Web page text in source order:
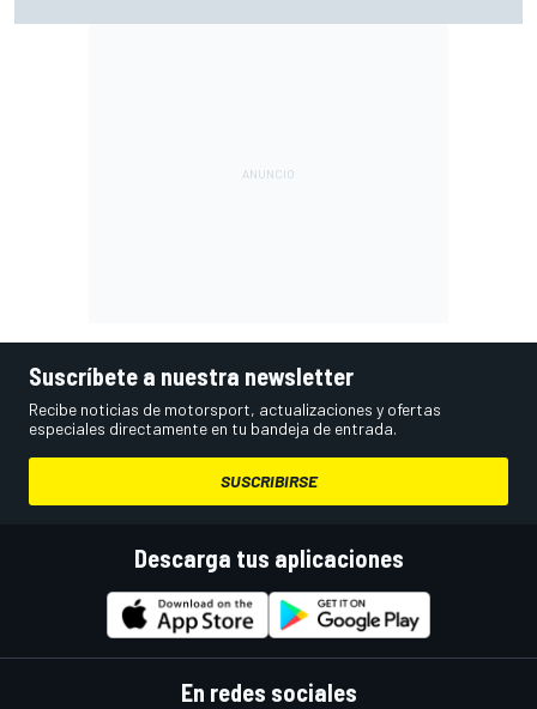
Suscríbete a nuestra newsletter
Recibe noticias de motorsport, actualizaciones y ofertas
especiales directamente en tu bandeja de entrada.
SUSCRIBIRSE
Descarga tus aplicaciones
En redes sociales